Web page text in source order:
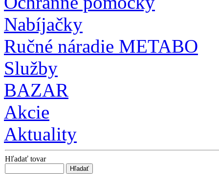
Nabíjačky
Ručné náradie METABO
Služby
BAZAR
Akcie
Aktuality
Hľadať tovar